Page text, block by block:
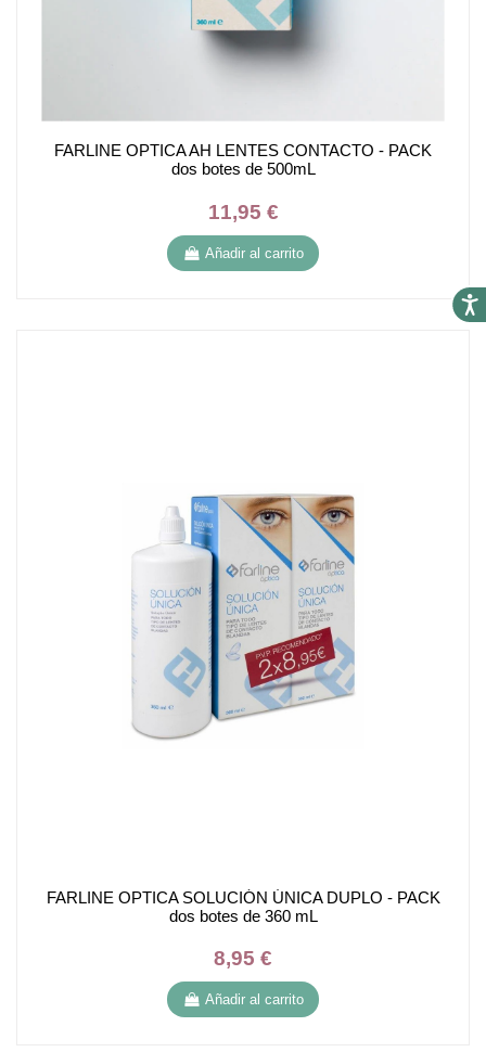
FARLINE OPTICA AH LENTES CONTACTO - PACK
dos botes de 500mL
11,95 €
Añadir al carrito
FARLINE OPTICA SOLUCIÓN ÚNICA DUPLO - PACK
dos botes de 360 mL
8,95 €
Añadir al carrito